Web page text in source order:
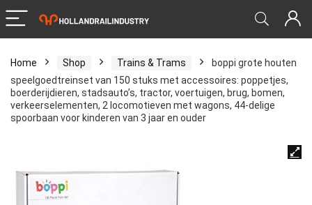
Home Shop Trains & Trams
boppi grote houten
speelgoedtreinset van 150 stuks met accessoires: poppetjes,
boerderijdieren, stadsauto’s, tractor, voertuigen, brug, bomen,
verkeerselementen, 2 locomotieven met wagons, 44-delige
spoorbaan voor kinderen van 3 jaar en ouder